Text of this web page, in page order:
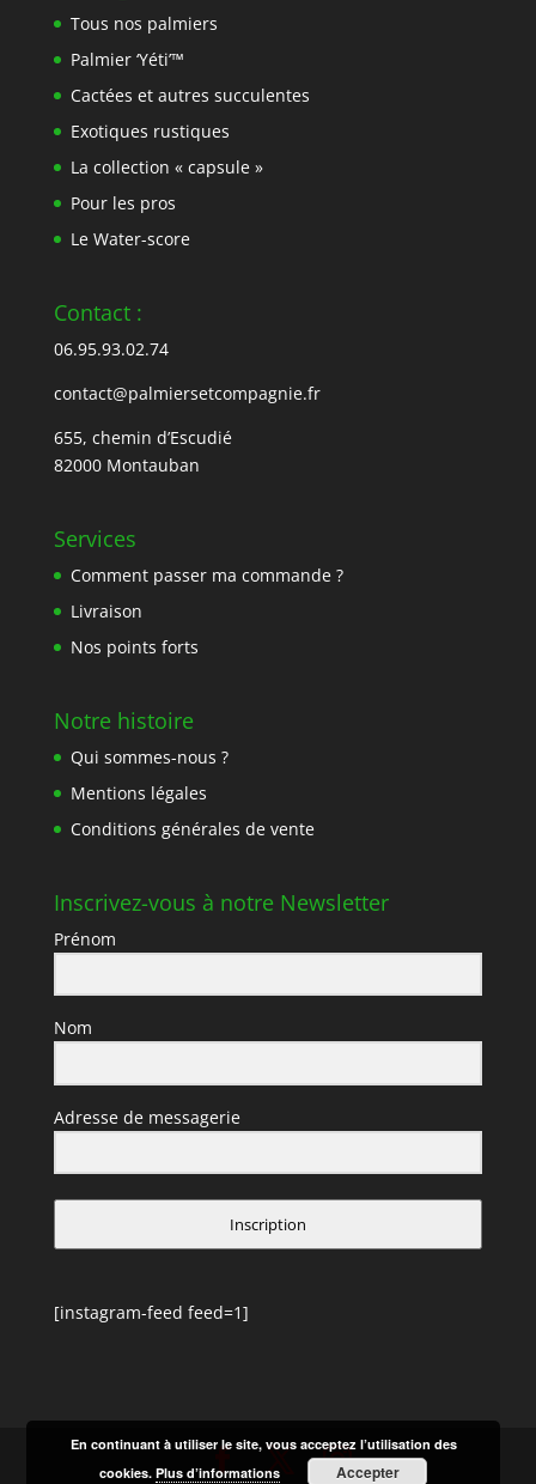
Tous nos palmiers
Palmier ‘Yéti’™
Cactées et autres succulentes
Exotiques rustiques
La collection « capsule »
Pour les pros
Le Water-score
Contact :
06.95.93.02.74
contact@palmiersetcompagnie.fr
655, chemin d’Escudié
82000 Montauban
Services
Comment passer ma commande ?
Livraison
Nos points forts
Notre histoire
Qui sommes-nous ?
Mentions légales
Conditions générales de vente
Inscrivez-vous à notre Newsletter
Prénom
Nom
Adresse de messagerie
Inscription
[instagram-feed feed=1]
En continuant à utiliser le site, vous acceptez l’utilisation des
cookies.Plus d’informations Accepter